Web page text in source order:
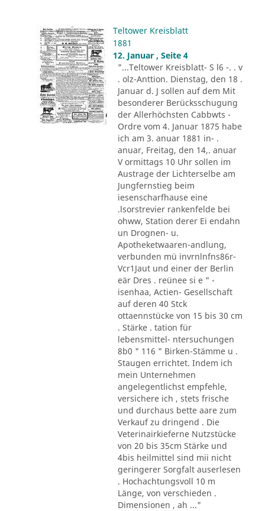
Teltower Kreisblatt
1881
12. Januar , Seite 4
"...Teltower Kreisblatt- S l6 -. . v
. olz-Anttion. Dienstag, den 18 .
Januar d. J sollen auf dem Mit
besonderer Berücksschugung
der Allerhöchsten Cabbwts -
Ordre vom 4. Januar 1875 habe
ich am 3. anuar 1881 in- .
anuar, Freitag, den 14,. anuar
V ormittags 10 Uhr sollen im
Austrage der Lichterselbe am
Jungfernstieg beim
iesenscharfhause eine
.lsorstrevier rankenfelde bei
ohww, Station derer Ei endahn
un Drognen- u.
Apotheketwaaren-andlung,
verbunden mü invrnlnfns86r-
Vcr1Jaut und einer der Berlin
eär Dres . reünee si e " -
isenhaa, Actien- Gesellschaft
auf deren 40 Stck
ottaennstücke von 15 bis 30 cm
. Stärke . tation für
lebensmittel- ntersuchungen
8b0 " 116 " Birken-Stämme u .
Staugen errichtet. Indem ich
mein Unternehmen
angelegentlichst empfehle,
versichere ich , stets frische
und durchaus bette aare zum
Verkauf zu dringend . Die
Veterinairkieferne Nutzstücke
von 20 bis 35cm Stärke und
4bis heilmittel sind mii nicht
geringerer Sorgfalt auserlesen
. Hochachtungsvoll 10 m
Länge, von verschieden .
Dimensionen , ah ..."